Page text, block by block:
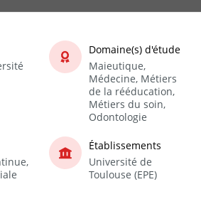
Domaine(s) d'étude
Maieutique,
Médecine, Métiers
de la rééducation,
Métiers du soin,
Odontologie
Établissements
Université de
Toulouse (EPE)